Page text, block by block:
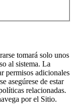
tomará solo unos
al sistema. La
permisos adicionales
asegúrese de estar
relacionadas.
por el Sitio.